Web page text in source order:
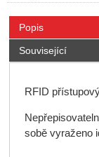
Popis
Související
RFID
sobě vyraženo